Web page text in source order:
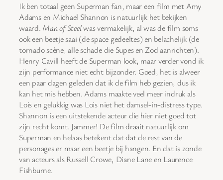
Ik ben totaal geen Superman fan, maar een film met Amy
Adams en Michael Shannon is natuurlijk het bekijken
waard. Man of Steelwas vermakelijk, al was de film soms
ook een beetje saai (de space gedeeltes) en belachelijk (de
tornado scène, alle schade die Supes en Zod aanrichten).
Henry Cavill heeft de Superman look, maar verder vond ik
zijn performance niet echt bijzonder. Goed, het is alweer
een paar dagen geleden dat ik de film heb gezien, dus ik
kan het mis hebben. Adams maakte veel meer indruk als
Lois en gelukkig was Lois niet het damsel-in-distress type.
Shannon is een uitstekende acteur die hier niet goed tot
zijn recht komt. Jammer! De film draait natuurlijk om
Superman en helaas betekent dat dat de rest van de
personages er maar een beetje bij hangen. En dat is zonde
van acteurs als Russell Crowe, Diane Lane en Laurence
Fishburne.